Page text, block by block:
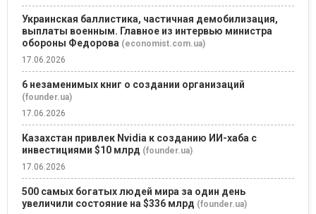
Украинская баллистика, частичная демобилизация,
выплаты военным. Главное из интервью министра
обороны Федорова (economist.com.ua)
17.06.2026
6 незаменимых книг о создании организаций
(founder.ua)
17.06.2026
Казахстан привлек Nvidia к созданию ИИ-хаба с
инвестициями $10 млрд (founder.ua)
17.06.2026
500 самых богатых людей мира за один день
увеличили состояние на $336 млрд (founder.ua)